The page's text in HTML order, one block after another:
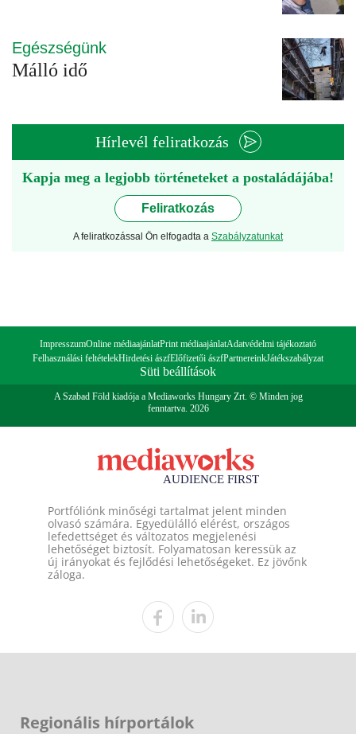
Egészségünk
Málló idő
Hírlevél feliratkozás
Kapja meg a legjobb történeteket a postaládájába!
Feliratkozás
A feliratkozással Ön elfogadta a Szabályzatunkat
ImpresszumOnline médiaajánlatPrint médiaajánlatAdatvédelmi tájékoztató
Felhasználási feltételekHirdetési ászfElőfizetői ászfPartnereinkJátékszabályzat
Süti beállítások
A Szabad Föld kiadója a Mediaworks Hungary Zrt. © Minden jog
fenntartva. 2026
Portfóliónk minőségi tartalmat jelent minden
olvasó számára. Egyedülálló elérést, országos
lefedettséget és változatos megjelenési
lehetőséget biztosít. Folyamatosan keressük az
új irányokat és fejlődési lehetőségeket. Ez jövőnk
záloga.
Regionális hírportálok